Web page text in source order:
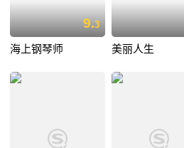
9.3
海上钢琴师 美丽人生